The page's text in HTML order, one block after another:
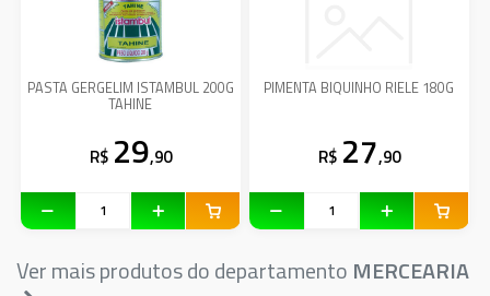
PASTA GERGELIM ISTAMBUL 200G
TAHINE
R$ 29,90
PIMENTA BIQUINHO RIELE 180G
R$ 27,90
Ver mais produtos do departamento MERCEARIA